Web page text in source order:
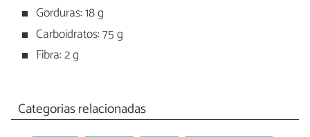
Gorduras: 18 g
Carboidratos: 75 g
Fibra: 2 g
Categorias relacionadas